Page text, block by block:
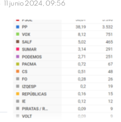
11 junio 2024, 09:56